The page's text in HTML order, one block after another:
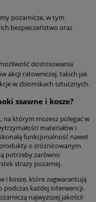
pożarnicze, w tym
bezpieczeństwo oraz
dostosowania
akcji ratowniczej, takich jak
w zbiornikach sztucznych.
ssawne i kosze?
na którym możesz polegać w
materiałów i
funkcjonalność nawet
o zróżnicowanym
potrzeby zarówno
straży pożarnej.
i kosze, które zagwarantują
podczas każdej interwencji.
najwyższej jakości!